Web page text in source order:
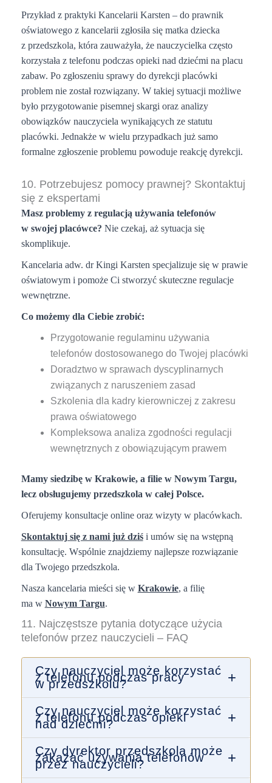
Przykład z praktyki Kancelarii Karsten – do prawnik
oświatowego z kancelarii zgłosiła się matka dziecka
z przedszkola, która zauważyła, że nauczycielka często
korzystała z telefonu podczas opieki nad dziećmi na placu
zabaw. Po zgłoszeniu sprawy do dyrekcji placówki
problem nie został rozwiązany. W takiej sytuacji możliwe
było przygotowanie pisemnej skargi oraz analizy
obowiązków nauczyciela wynikających ze statutu
placówki. Jednakże wwielu przypadkach już samo
formalne zgłoszenie problemu powoduje reakcję dyrekcji.
10. Potrzebujesz pomocy prawnej? Skontaktuj
się z ekspertami
Masz problemy z regulacją używania telefonów
w swojej placówce? Nie czekaj, aż sytuacja się
skomplikuje.
Kancelaria adw. dr Kingi Karsten specjalizuje się w prawie
oświatowym i pomoże Ci stworzyć skuteczne regulacje
wewnętrzne.
Co możemy dla Ciebie zrobić:
Przygotowanie regulaminu używania
telefonów dostosowanego do Twojej placówki
Doradztwo w sprawach dyscyplinarnych
związanych z naruszeniem zasad
Szkolenia dla kadry kierowniczej z zakresu
prawa oświatowego
Kompleksowa analiza zgodności regulacji
wewnętrznych z obowiązującym prawem
Mamy siedzibę w Krakowie, a filie w Nowym Targu,
lecz obsługujemy przedszkola w całej Polsce.
Oferujemy konsultacje online oraz wizyty w placówkach.
Skontaktuj się z nami już dziśi umów się na wstępną
konsultację. Wspólnie znajdziemy najlepsze rozwiązanie
dla Twojego przedszkola.
Nasza kancelaria mieści się w Krakowie, a filię
ma w Nowym Targu.
11. Najczęstsze pytania dotyczące użycia
telefonów przez nauczycieli – FAQ
Czy nauczyciel może korzystać
z telefonu podczas pracy
w przedszkolu? +
Czy nauczyciel może korzystać
z telefonu podczas opieki
nad dziećmi? +
Czy dyrektor przedszkola może
zakazać używania telefonów
przez nauczycieli? +